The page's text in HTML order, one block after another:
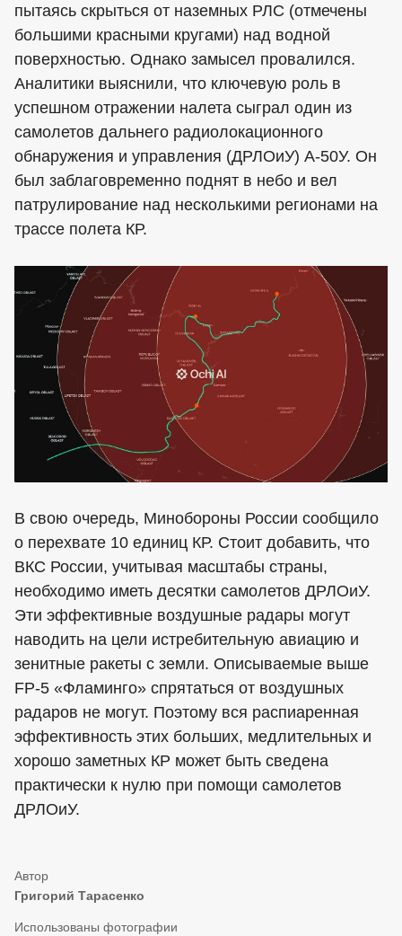
пытаясь скрыться от наземных РЛС (отмечены
большими красными кругами) над водной
поверхностью. Однако замысел провалился.
Аналитики выяснили, что ключевую роль в
успешном отражении налета сыграл один из
самолетов дальнего радиолокационного
обнаружения и управления (ДРЛОиУ) А-50У. Он
был заблаговременно поднят в небо и вел
патрулирование над несколькими регионами на
трассе полета КР.
В свою очередь, Минобороны России сообщило
о перехвате 10 единиц КР. Стоит добавить, что
ВКС России, учитывая масштабы страны,
необходимо иметь десятки самолетов ДРЛОиУ.
Эти эффективные воздушные радары могут
наводить на цели истребительную авиацию и
зенитные ракеты с земли. Описываемые выше
FP-5 «Фламинго» спрятаться от воздушных
радаров не могут. Поэтому вся распиаренная
эффективность этих больших, медлительных и
хорошо заметных КР может быть сведена
практически к нулю при помощи самолетов
ДРЛОиУ.
Григорий Тарасенко